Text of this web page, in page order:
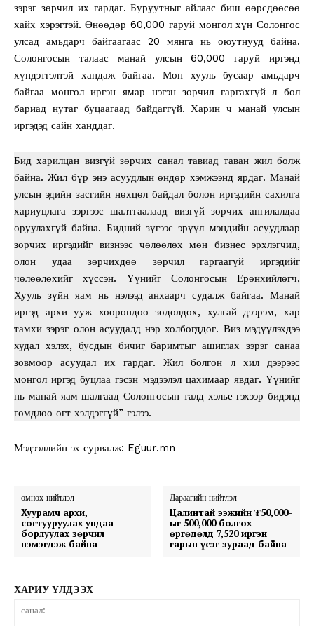
зэрэг зөрчил их гардаг. Буруутныг айлаас биш өөрсдөөсөө
хайх хэрэгтэй. Өнөөдөр 60,000 гаруй монгол хүн Солонгос
улсад амьдарч байгаагаас 20 мянга нь оюутнууд байна.
Солонгосын талаас манай улсын 60,000 гаруй иргэнд
хүндэтгэлтэй хандаж байгаа. Мөн хууль бусаар амьдарч
байгаа монгол иргэн ямар нэгэн зөрчил гаргахгүй л бол
бариад нутаг буцаагаад байдаггүй. Харин ч манай улсын
иргэдэд сайн ханддаг.
Бид харилцан визгүй зөрчих санал тавиад таван жил болж
байна. Жил бүр энэ асуудлын өндөр хэмжээнд ярдаг. Манай
улсын эдийн засгийн нөхцөл байдал болон иргэдийн сахилга
хариуцлага зэргээс шалтгаалаад визгүй зорчих ангилалдаа
оруулахгүй байна. Бидний зүгээс эрүүл мэндийн асуудлаар
зорчих иргэдийг визнээс чөлөөлөх мөн бизнес эрхлэгчид,
олон удаа зөрчихдөө зөрчил гаргаагүй иргэдийг
чөлөөлөхийг хүссэн. Үүнийг Солонгосын Ерөнхийлөгч,
Хууль зүйн яам нь нэлээд анхаарч судалж байгаа. Манай
иргэд архи ууж хоорондоо зодолдох, хулгай дээрэм, хар
тамхи зэрэг олон асуудалд нэр холбогддог. Виз мэдүүлэхдээ
худал хэлэх, бусдын бичиг баримтыг ашиглах зэрэг санаа
зовмоор асуудал их гардаг. Жил болгон л хил дээрээс
монгол иргэд буцлаа гэсэн мэдээлэл цахимаар явдаг. Үүнийг
нь манай яам шалгаад Солонгосын талд хэлье гэхээр бидэнд
гомдлоо огт хэлдэггүй” гэлээ.
Мэдээллийн эх сурвалж: Eguur.mn
өмнөх нийтлэл
Хуурамч архи,
согтууруулах ундаа
борлуулах зөрчил
нэмэгдэж байна
Дараагийн нийтлэл
Цалинтай ээжийн ₮50,000-
ыг 500,000 болгох
өргөдөлд 7,520 иргэн
гарын үсэг зураад байна
ХАРИУ ҮЛДЭЭХ